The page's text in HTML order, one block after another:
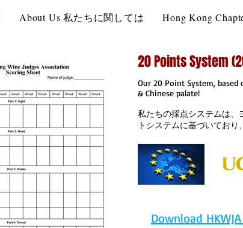
About Us 私たちに関しては Hong Kong
20 Points System
Our 20 Point System,
& Chinese palate!
私たちの採点システムは、
トシステムに基づいてお
Download